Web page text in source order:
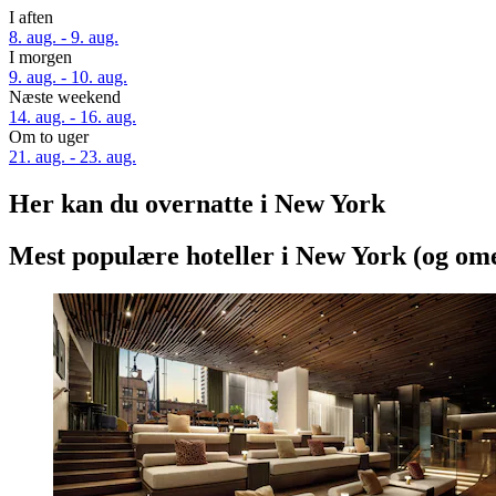
I aften
8. aug. - 9. aug.
I morgen
9. aug. - 10. aug.
Næste weekend
14. aug. - 16. aug.
Om to uger
21. aug. - 23. aug.
Her kan du overnatte i New York
Mest populære hoteller i New York (og